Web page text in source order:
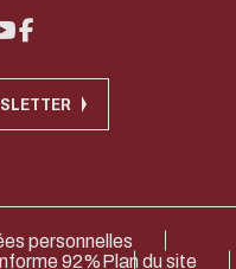
personnelles
92%Plan du site